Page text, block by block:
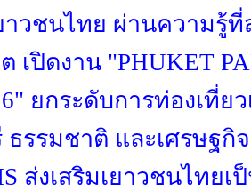
าวชนไทย ผ่านความรู้ที่
เปิดงาน "PHUKET
ยกระดับการท่องเที่ย
ธรรมชาติ และเศรษฐกิ
ส่งเสริมเยาวชนไทย